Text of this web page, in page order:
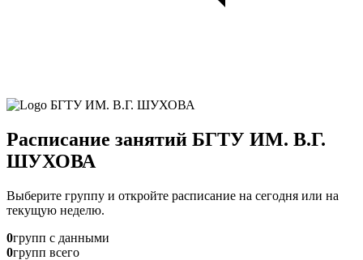
Расписание занятий БГТУ ИМ. В.Г.
ШУХОВА
Выберите группу и откройте расписание на сегодня или на
текущую неделю.
0групп с данными
0групп всего